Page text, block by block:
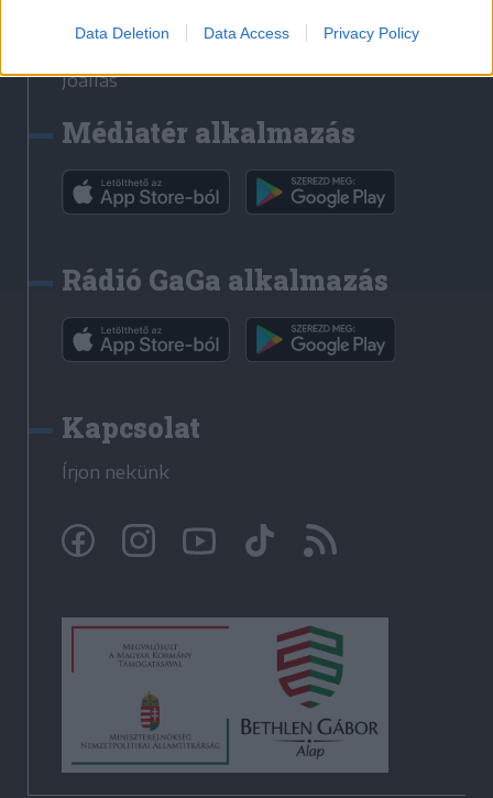
Data Deletion Data Access Privacy Policy
Jóállás
Médiatér alkalmazás
Rádió GaGa alkalmazás
Kapcsolat
Írjon nekünk